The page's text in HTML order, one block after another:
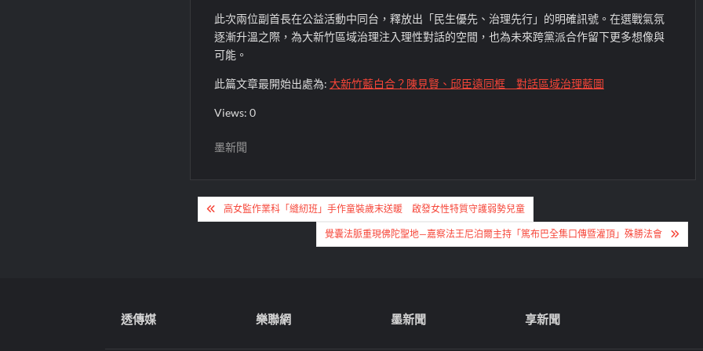
此次兩位副首長在公益活動中同台，釋放出「民生優先、治理先行」的明確訊號。在選戰氣氛
逐漸升溫之際，為大新竹區域治理注入理性對話的空間，也為未來跨黨派合作留下更多想像與
可能。
此篇文章最開始出處為: 大新竹藍白合？陳見賢、邱臣遠同框 對話區域治理藍圖
Views: 0
墨新聞
文
章
高女監作業科「縫紉班」手作童裝歲末送暖 啟發女性特質守護弱勢兒童
覺囊法脈重現佛陀聖地—嘉察法王尼泊爾主持「篤布巴全集口傳暨灌頂」殊勝法會
透傳媒 樂聯網 墨新聞 享新聞